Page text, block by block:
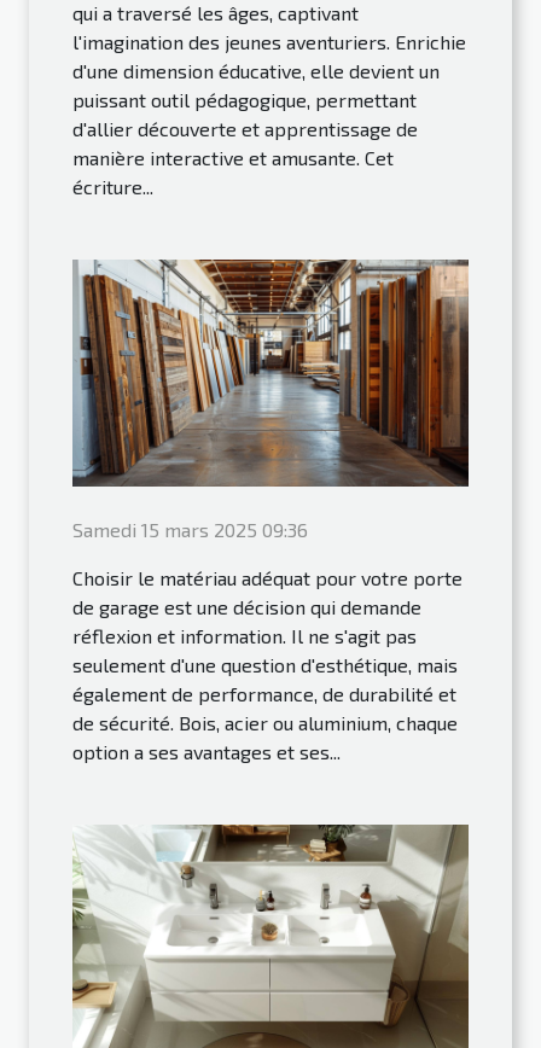
qui a traversé les âges, captivant
l'imagination des jeunes aventuriers. Enrichie
d'une dimension éducative, elle devient un
puissant outil pédagogique, permettant
d'allier découverte et apprentissage de
manière interactive et amusante. Cet
écriture...
Samedi 15 mars 2025 09:36
Choisir le matériau adéquat pour votre porte
de garage est une décision qui demande
réflexion et information. Il ne s'agit pas
seulement d'une question d'esthétique, mais
également de performance, de durabilité et
de sécurité. Bois, acier ou aluminium, chaque
option a ses avantages et ses...